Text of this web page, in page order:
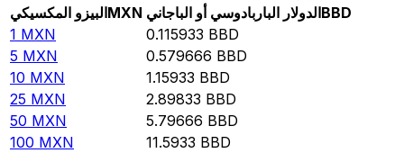
البيزو المكسيكيMXN الدولار الباربادوسي أو الباجانيBBD
1 MXN 0.115933 BBD
5 MXN 0.579666 BBD
10 MXN 1.15933 BBD
25 MXN 2.89833 BBD
50 MXN 5.79666 BBD
100 MXN 11.5933 BBD